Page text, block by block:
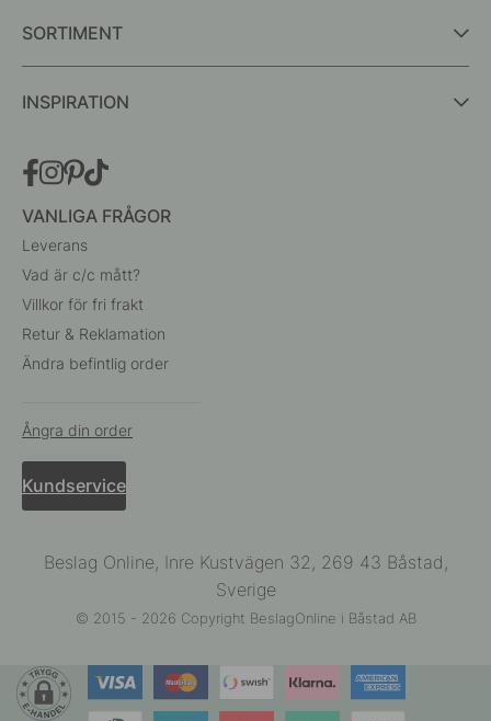
SORTIMENT
INSPIRATION
VANLIGA FRÅGOR
Leverans
Vad är c/c mått?
Villkor för fri frakt
Retur & Reklamation
Ändra befintlig order
Ångra din order
Kundservice
Beslag Online, Inre Kustvägen 32, 269 43 Båstad,
Sverige
© 2015 - 2026 Copyright BeslagOnline i Båstad AB